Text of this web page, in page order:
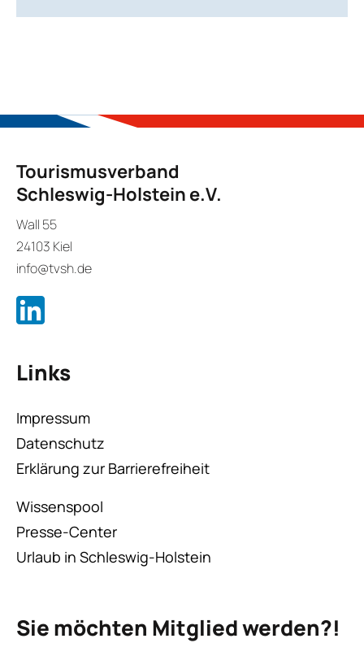
Tourismusverband
Schleswig-Holstein e.V.
Wall 55
24103 Kiel
info@tvsh.de
Links
Impressum
Datenschutz
Erklärung zur Barrierefreiheit
Wissenspool
Presse-Center
Urlaub in Schleswig-Holstein
Sie möchten Mitglied werden?!